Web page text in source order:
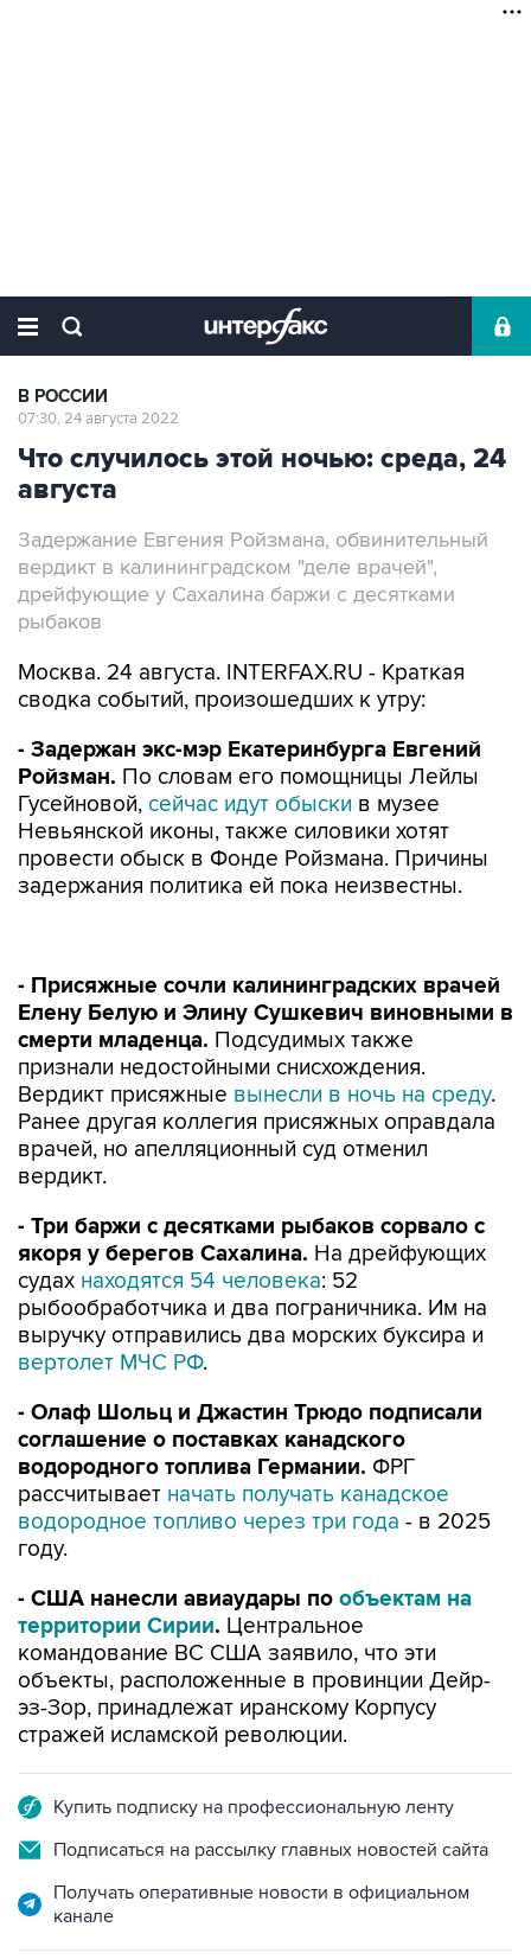
В РОССИИ
07:30, 24 августа 2022
Что случилось этой ночью: среда, 24
августа
Задержание Евгения Ройзмана, обвинительный
вердикт в калининградском "деле врачей",
дрейфующие у Сахалина баржи с десятками
рыбаков
Москва. 24 августа. INTERFAX.RU - Краткая
сводка событий, произошедших к утру:
- Задержан экс-мэр Екатеринбурга Евгений
Ройзман. По словам его помощницы Лейлы
Гусейновой, сейчас идут обыски в музее
Невьянской иконы, также силовики хотят
провести обыск в Фонде Ройзмана. Причины
задержания политика ей пока неизвестны.
- Присяжные сочли калининградских врачей
Елену Белую и Элину Сушкевич виновными в
смерти младенца. Подсудимых также
признали недостойными снисхождения.
Вердикт присяжные вынесли в ночь на среду.
Ранее другая коллегия присяжных оправдала
врачей, но апелляционный суд отменил
вердикт.
- Три баржи с десятками рыбаков сорвало с
якоря у берегов Сахалина. На дрейфующих
судах находятся 54 человека: 52
рыбообработчика и два пограничника. Им на
выручку отправились два морских буксира и
вертолет МЧС РФ.
- Олаф Шольц и Джастин Трюдо подписали
соглашение о поставках канадского
водородного топлива Германии. ФРГ
рассчитывает начать получать канадское
водородное топливо через три года - в 2025
году.
- США нанесли авиаудары по объектам на
территории Сирии. Центральное
командование ВС США заявило, что эти
объекты, расположенные в провинции Дейр-
эз-Зор, принадлежат иранскому Корпусу
стражей исламской революции.
Купить подписку на профессиональную ленту
Подписаться на рассылку главных новостей сайта
Получать оперативные новости в официальном
канале